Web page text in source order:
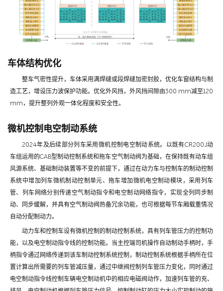
车体结构优化
整车气密性提升，车体采用满焊缝或段焊缝加密封胶，优化车窗结构与制
造工艺，增设压力波保护功能。优化外风挡，外风挡间隙由300 mm减至120
mm，提升整列外观一体化程度和安全性。
微机控制电空制动系统
2024年及后续部分列车采用微机控制电空制动系统。以既有CR200J动
车组运用的CAB型制动控制系统和拖车空气制动阀为基础，在保持既有动车组
风源系统、基础制动装置等不变的前提下，通过在动力车与控制车的制动控制
系统中增加列车微机制动控制单元、拖车增加微机电空制动模块，采用列车
管、列车网络分别传递空气制动指令和电空制动网络指令，实现全列同步制
动、同步缓解，并具有空气制动阀热备冗余功能，也可根据每节车厢载重情况
自动分配制动力。
动力车和控制车设有微机控制的制动控制系统，具有列车管压力的控制功
能，以及电空制动指令线的控制功能。当主控端司机操作自动制动手柄时，手
柄指令通过网络传递到该车制动控制系统控制，制动控制系统根据手柄所在位
置计算出所需要的列车管减压量，通过中继阀控制列车管压力变化，同时通过
电空制动指令线控制车辆电空制动机中的相应电磁阀动作，加速列车管的充、